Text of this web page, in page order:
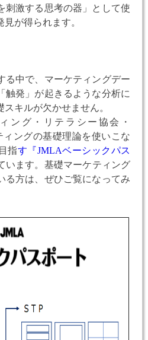
刺激する思考の器」として使
が得られます。
る中で、マーケティングデー
触発」が起きるような分析に
キルが欠かせません。
ング・リテラシー協会・
ングの基礎理論を使いこな
指す『JMLAベーシックパス
います。基礎マーケティング
る方は、ぜひご覧になってみ